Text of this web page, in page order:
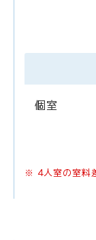
個室
※ 4人室の室料